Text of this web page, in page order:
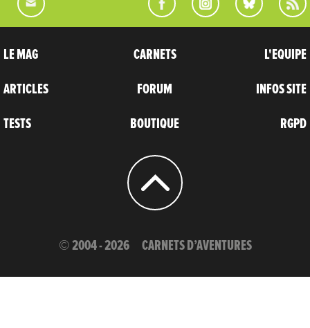
LE MAG
ARTICLES
TESTS
CARNETS
FORUM
BOUTIQUE
L'EQUIPE
INFOS SITE
RGPD
© 2004 - 2026 CARNETS D’AVENTURES